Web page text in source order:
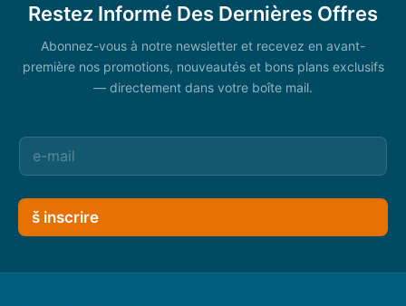
Restez Informé Des Dernières Offres
Abonnez-vous à notre newsletter et recevez en avant-
première nos promotions, nouveautés et bons plans exclusifs
— directement dans votre boîte mail.
š inscrire